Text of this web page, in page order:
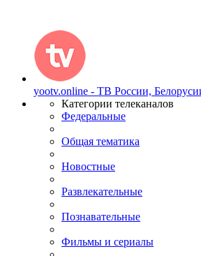
yootv.online - ТВ России,
Категории телеканалов
Федеральные
Общая тематика
Новостные
Развлекательные
Познавательные
Фильмы и сериалы